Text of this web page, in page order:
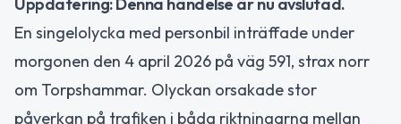
En singelolycka med personbil inträffade under
morgonen den 4 april 2026 på väg 591, strax norr
om Torpshammar. Olyckan orsakade stor
påverkan på trafiken i båda riktningarna mellan